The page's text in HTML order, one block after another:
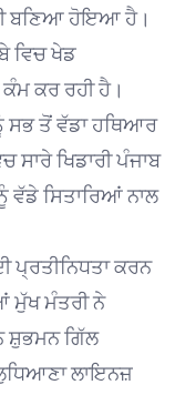
ਬਣਿਆ ਹੋਇਆ ਹੈ।
ਵਿਚ ਖੇਡ
ਕਰ ਰਹੀ ਹੈ।
ਸਭ ਤੋਂ ਵੱਡਾ ਹਥਿਆਰ
ਸਾਰੇ ਖਿਡਾਰੀ ਪੰਜਾਬ
ਵੱਡੇ ਸਿਤਾਰਿਆਂ ਨਾਲ
ਪ੍ਰਤੀਨਿਧਤਾ ਕਰਨ
ਮੁੱਖ ਮੰਤਰੀ ਨੇ
ਸ਼ੁਭਮਨ ਗਿੱਲ
ਲਾਇਨਜ਼